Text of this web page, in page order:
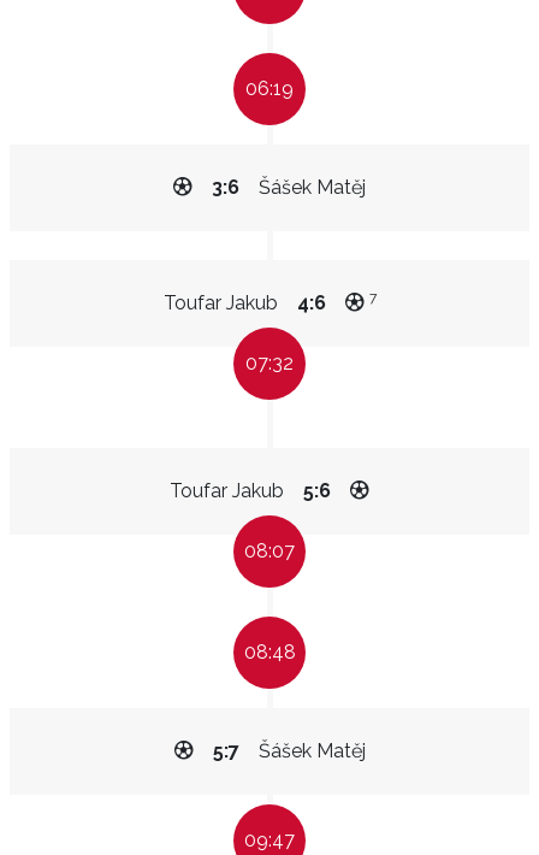
06:19
Šášek Matěj
3:6
Toufar Jakub 4:6 7
07:32
Toufar Jakub 5:6
08:07
08:48
Šášek Matěj
5:7
09:47